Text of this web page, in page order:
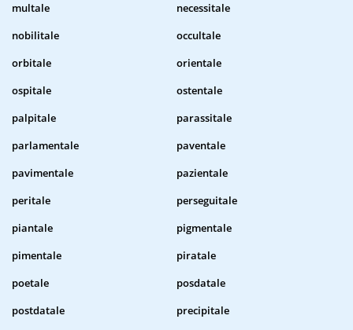
multale
necessitale
nobilitale
occultale
orbitale
orientale
ospitale
ostentale
palpitale
parassitale
parlamentale
paventale
pavimentale
pazientale
peritale
perseguitale
piantale
pigmentale
pimentale
piratale
poetale
posdatale
postdatale
precipitale